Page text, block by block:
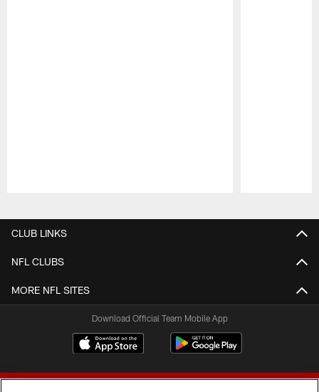
CLUB LINKS
NFL CLUBS
MORE NFL SITES
Download Official Team Mobile App